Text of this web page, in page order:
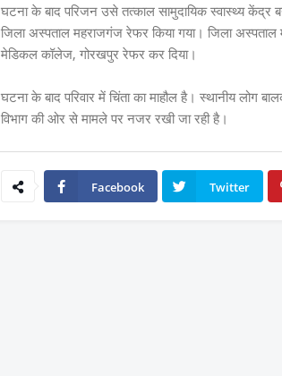
घटना के बाद परिजन उसे तत्काल सामुदायिक स्वास्थ्य
जिला अस्पताल महराजगंज रेफर किया गया। जिला
मेडिकल कॉलेज, गोरखपुर रेफर कर दिया।
घटना के बाद परिवार में चिंता का माहौल है। स्थानीय लोग
विभाग की ओर से मामले पर नजर रखी जा रही है।
Facebook Twitter